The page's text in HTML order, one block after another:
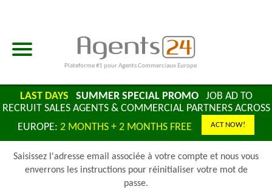
Plateforme #1 pour Agents Commerciaux Europe
LAST DAYS SUMMER SPECIAL PROMOJOB AD TO
RECRUIT SALES AGENTS & COMMERCIAL PARTNERS ACROSS
EUROPE: 2 MONTHS + 2 MONTHS FREE ACT NOW!
Saisissez l'adresse email associée à votre compte et nous vous
enverrons les instructions pour réinitialiser votre mot de
passe.